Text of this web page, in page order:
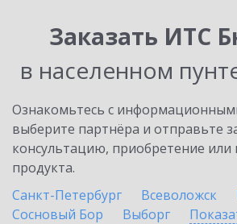
Заказать ИТС
в населенном
Ознакомьтесь с
выберите партнёра и отправьте
консультацию, приобретение или
продукта.
Санкт-Петербург
Всеволожск
Сосновый Бор
Выборг